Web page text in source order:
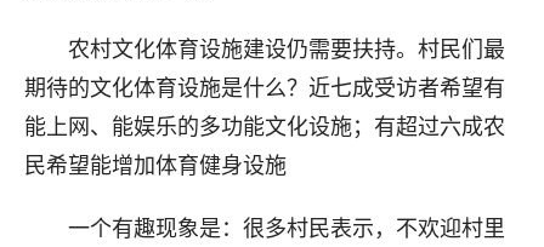
农村文化体育设施建设仍需要扶持。村民们最
期待的文化体育设施是什么？近七成受访者希望有
能上网、能娱乐的多功能文化设施；有超过六成农
民希望能增加体育健身设施
一个有趣现象是：很多村民表示，不欢迎村里